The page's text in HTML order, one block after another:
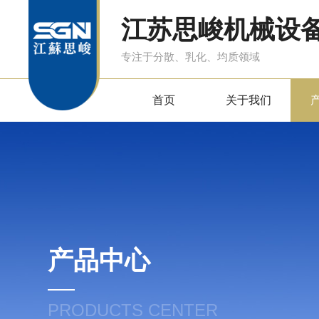
江苏思峻机械设
专注于分散、乳化、均质领域
首页 关于我们
产品中心
PRODUCTS CENTER